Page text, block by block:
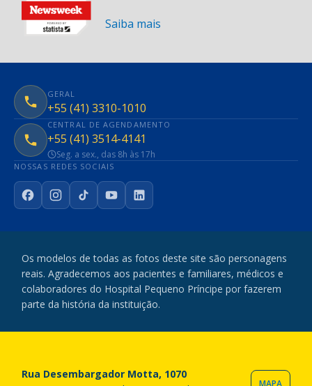
Saiba mais
GERAL
+55 (41) 3310-1010
CENTRAL DE AGENDAMENTO
+55 (41) 3514-4141
Seg. a sex., das 8h às 17h
NOSSAS REDES SOCIAIS
FacebookInstagram
TikTokYouTubeLinkedIn
Os modelos de todas as fotos deste site são personagens
reais. Agradecemos aos pacientes e familiares, médicos e
colaboradores do Hospital Pequeno Príncipe por fazerem
parte da história da instituição.
Rua Desembargador Motta, 1070
MAPA